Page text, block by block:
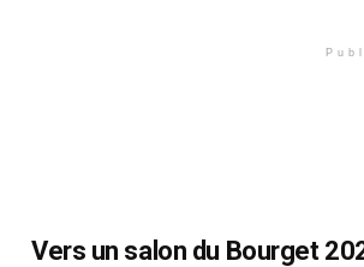
Vers un salon du Bourget